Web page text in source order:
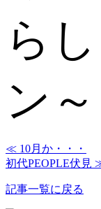
ら
ン
≪ 10月か・・・
初代PEOPLE伏見
記事一覧に戻る